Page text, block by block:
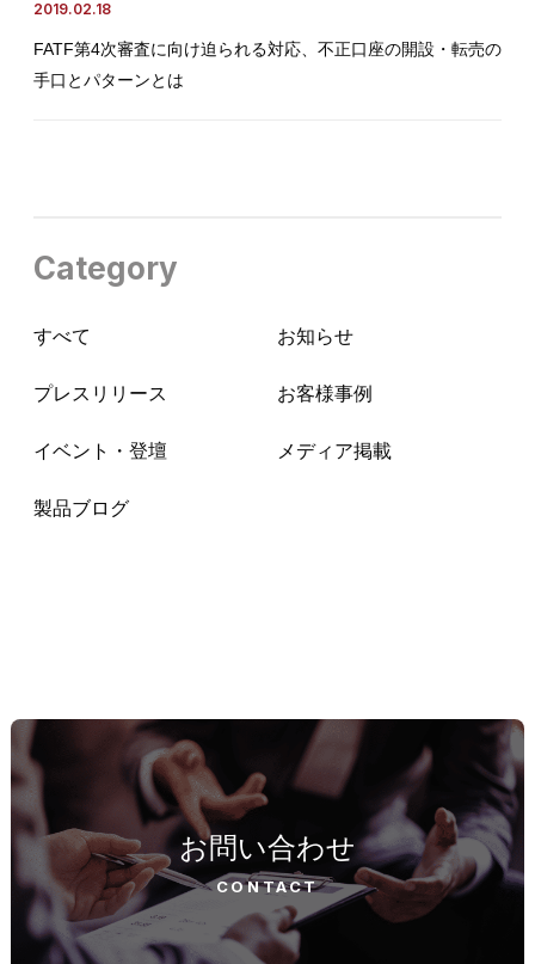
2019.02.18
FATF第4次審査に向け迫られる対応、不正口座の開設・転売の
手口とパターンとは
Category
すべて お知らせ
プレスリリース お客様事例
イベント・登壇 メディア掲載
製品ブログ
お問い合わせ
CONTACT